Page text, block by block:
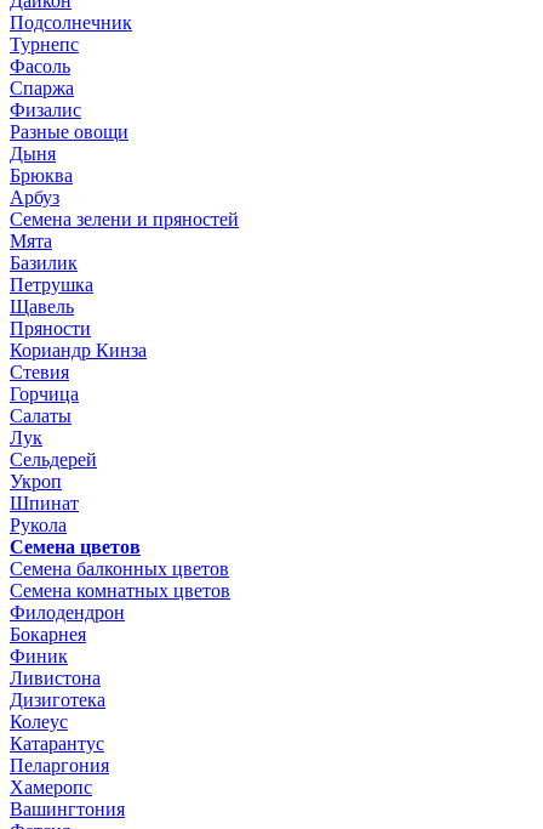
Подсолнечник
Турнепс
Фасоль
Спаржа
Физалис
Разные овощи
Дыня
Брюква
Арбуз
Семена зелени и пряностей
Мята
Базилик
Петрушка
Щавель
Пряности
Кориандр Кинза
Стевия
Горчица
Салаты
Лук
Сельдерей
Укроп
Шпинат
Рукола
Семена цветов
Семена балконных цветов
Семена комнатных цветов
Филодендрон
Бокарнея
Финик
Ливистона
Дизиготека
Колеус
Катарантус
Пеларгония
Хамеропс
Вашингтония